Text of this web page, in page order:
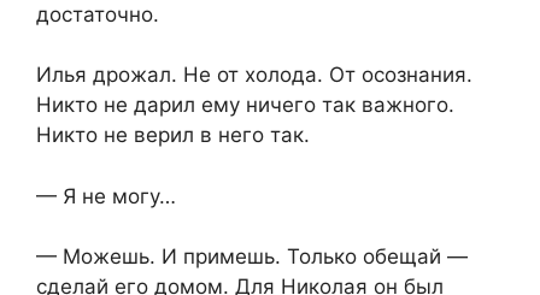
достаточно.
Илья дрожал. Не от холода. От осознания.
Никто не дарил ему ничего так важного.
Никто не верил в него так.
— Я не могу…
— Можешь. И примешь. Только обещай —
сделай его домом. Для Николая он был